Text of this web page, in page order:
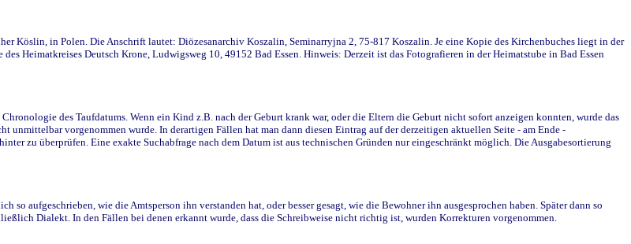
Köslin, in Polen. Die Anschrift lautet: Diözesanarchiv Koszalin, Seminarryjna 2, 75-817 Koszalin. Je eine Kopie des Kirchenbuches liegt in der
Heimatkreises Deutsch Krone, Ludwigsweg 10, 49152 Bad Essen. Hinweis: Derzeit ist das Fotografieren in der Heimatstube in Bad Essen
des Taufdatums. Wenn ein Kind z.B. nach der Geburt krank war, oder die Eltern die Geburt nicht sofort anzeigen konnten, wurde das
unmittelbar vorgenommen wurde. In derartigen Fällen hat man dann diesen Eintrag auf der derzeitigen aktuellen Seite - am Ende -
zu überprüfen. Eine exakte Suchabfrage nach dem Datum ist aus technischen Gründen nur eingeschränkt möglich. Die Ausgabesortierung
aufgeschrieben, wie die Amtsperson ihn verstanden hat, oder besser gesagt, wie die Bewohner ihn ausgesprochen haben. Später dann so
Dialekt. In den Fällen bei denen erkannt wurde, dass die Schreibweise nicht richtig ist, wurden Korrekturen vorgenommen.